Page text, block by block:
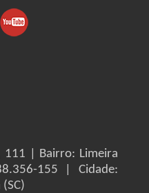
111 | Bairro: Limeira
155 | Cidade: